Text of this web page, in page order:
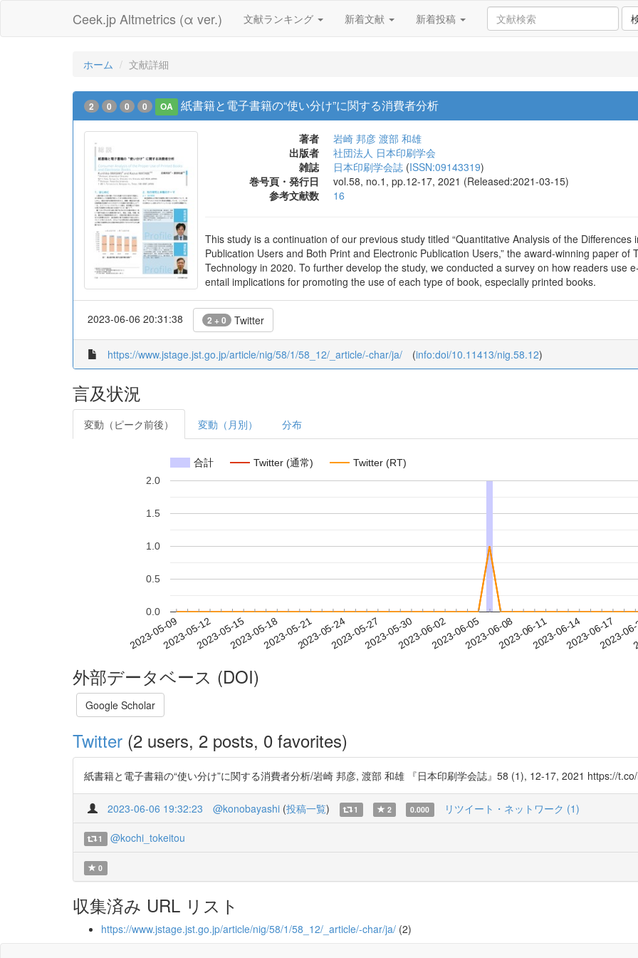
Ceek.jp Altmetrics (α ver.) 文献ランキング 新着文献 新着投稿
ホーム 文献詳細
2 0 0 0 OA 紙書籍と電子書籍の“使い分け”に関する消費者分析
著者 岩崎 邦彦 渡部 和雄
出版者
社団法人 日本印刷学会
雑誌
日本印刷学会誌 (ISSN:09143319)
巻号頁・発行日
vol.58, no.1, pp.12-17, 2021 (Released:2021-03-15)
参考文献数
16
This study is a continuation of our previous study titled “Quantitative Analysis of the
Publication Users and Both Print and Electronic Publication Users,” the award-winning paper
Technology in 2020. To further develop the study, we conducted a survey on how readers use
entail implications for promoting the use of each type of book, especially printed books.
2023-06-06 20:31:38 2 + 0 Twitter
https://www.jstage.jst.go.jp/article/nig/58/1/58_12/_article/-char/ja/ (info:doi/10.11413/nig.58.12)
言及状況
変動（ピーク前後） 変動（月別） 分布
合計 Twitter (通常) Twitter (RT)
2023-05-092023-05-122023-05-152023-05-182023-05-212023-05-242023-05-272023-05-302023-06-022023-06-052023-06-082023-06-112023-06-142023-06-17
2023-
0.0
0.5
1.0
1.5
2.0
外部データベース (DOI)
Google Scholar
Twitter (2 users, 2 posts, 0 favorites)
紙書籍と電子書籍の“使い分け”に関する消費者分析/岩崎 邦彦, 渡部 和雄 『日本印刷学会誌』58 (1), 12-17, 2021 https://
2023-06-06 19:32:23 @konobayashi (投稿一覧) 1 2 0.000 リツイート・ネットワーク (1)
1 @kochi_tokeitou
0
収集済み URL リスト
https://www.jstage.jst.go.jp/article/nig/58/1/58_12/_article/-char/ja/ (2)